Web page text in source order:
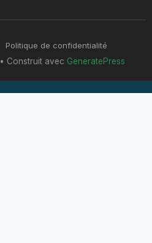
Politique de confidentialité
• Construit avec GeneratePress